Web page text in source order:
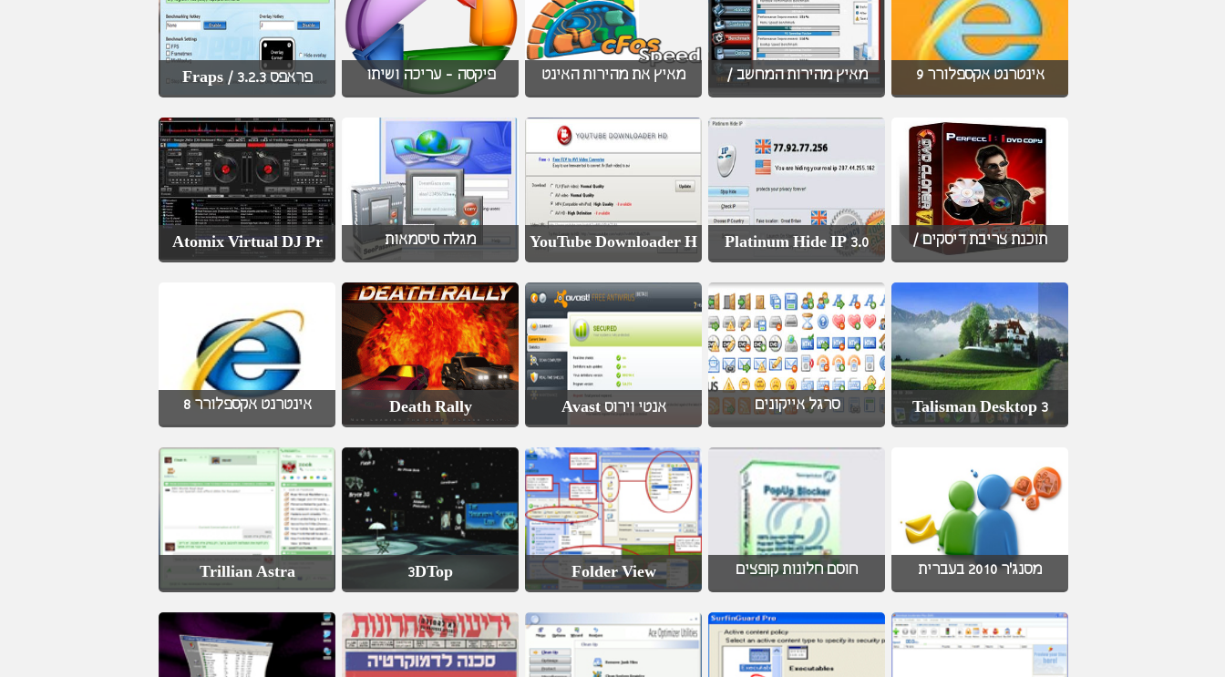
אינטרנט אקספלורר 9 מאיץ מהירות המחשב / מאיץ את מהירות האינט פיקסה - עריכה ושיתו פראפס 3.2.3 / Fraps
תוכנת צריבת דיסקים / Platinum Hide IP 3.0
YouTube Downloader H מגלה סיסמאות Atomix Virtual DJ Pr
Talisman Desktop 3 סרגל אייקונים אנטי וירוס Avast Death Rally אינטרנט אקספלורר 8
מסנג'ר 2010 בעברית חוסם חלונות קופצים Folder View
3DTop
Trillian Astra